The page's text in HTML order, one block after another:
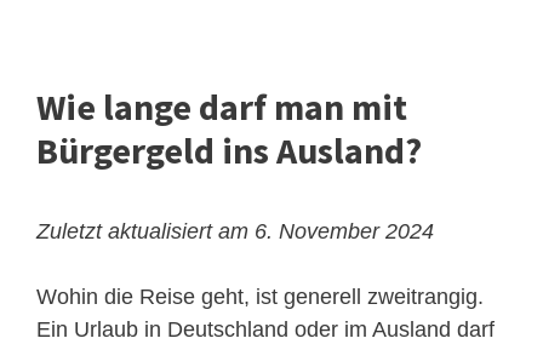
Wie lange darf man mit
Bürgergeld ins Ausland?
Zuletzt aktualisiert am 6. November 2024
Wohin die Reise geht, ist generell zweitrangig.
Ein Urlaub in Deutschland oder im Ausland darf